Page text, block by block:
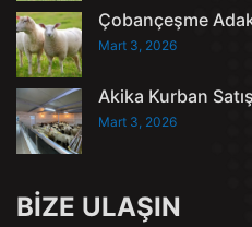
Çobançeşme
Mart 3, 2026
Akika Kurban
Mart 3, 2026
BİZE ULAŞIN